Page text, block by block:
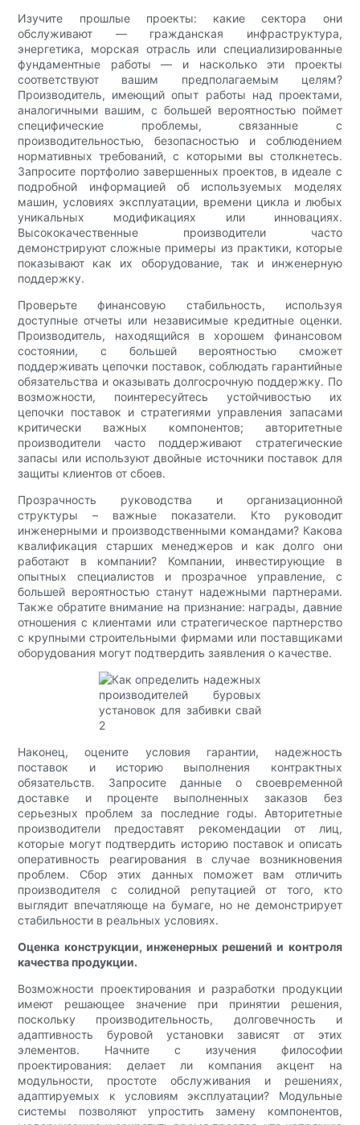
Изучите прошлые проекты: какие сектора они
обслуживают — гражданская инфраструктура,
энергетика, морская отрасль или специализированные
фундаментные работы — и насколько эти проекты
соответствуют вашим предполагаемым целям?
Производитель, имеющий опыт работы над проектами,
аналогичными вашим, с большей вероятностью поймет
специфические проблемы, связанные с
производительностью, безопасностью и соблюдением
нормативных требований, с которыми вы столкнетесь.
Запросите портфолио завершенных проектов, в идеале с
подробной информацией об используемых моделях
машин, условиях эксплуатации, времени цикла и любых
уникальных модификациях или инновациях.
Высококачественные производители часто
демонстрируют сложные примеры из практики, которые
показывают как их оборудование, так и инженерную
поддержку.
Проверьте финансовую стабильность, используя
доступные отчеты или независимые кредитные оценки.
Производитель, находящийся в хорошем финансовом
состоянии, с большей вероятностью сможет
поддерживать цепочки поставок, соблюдать гарантийные
обязательства и оказывать долгосрочную поддержку. По
возможности, поинтересуйтесь устойчивостью их
цепочки поставок и стратегиями управления запасами
критически важных компонентов; авторитетные
производители часто поддерживают стратегические
запасы или используют двойные источники поставок для
защиты клиентов от сбоев.
Прозрачность руководства и организационной
структуры – важные показатели. Кто руководит
инженерными и производственными командами? Какова
квалификация старших менеджеров и как долго они
работают в компании? Компании, инвестирующие в
опытных специалистов и прозрачное управление, с
большей вероятностью станут надежными партнерами.
Также обратите внимание на признание: награды, давние
отношения с клиентами или стратегическое партнерство
с крупными строительными фирмами или поставщиками
оборудования могут подтвердить заявления о качестве.
Наконец, оцените условия гарантии, надежность
поставок и историю выполнения контрактных
обязательств. Запросите данные о своевременной
доставке и проценте выполненных заказов без
серьезных проблем за последние годы. Авторитетные
производители предоставят рекомендации от лиц,
которые могут подтвердить историю поставок и описать
оперативность реагирования в случае возникновения
проблем. Сбор этих данных поможет вам отличить
производителя с солидной репутацией от того, кто
выглядит впечатляюще на бумаге, но не демонстрирует
стабильности в реальных условиях.
Оценка конструкции, инженерных решений и контроля
качества продукции.
Возможности проектирования и разработки продукции
имеют решающее значение при принятии решения,
поскольку производительность, долговечность и
адаптивность буровой установки зависят от этих
элементов. Начните с изучения философии
проектирования: делает ли компания акцент на
модульности, простоте обслуживания и решениях,
адаптируемых к условиям эксплуатации? Модульные
системы позволяют упростить замену компонентов,